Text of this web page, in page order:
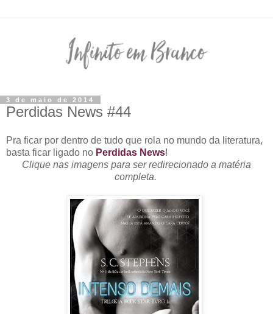
3 de maio de 2014
Perdidas News #44
Pra ficar por dentro de tudo que rola no mundo da literatura,
basta ficar ligado no Perdidas News!
Clique nas imagens para ser redirecionado a matéria
completa.